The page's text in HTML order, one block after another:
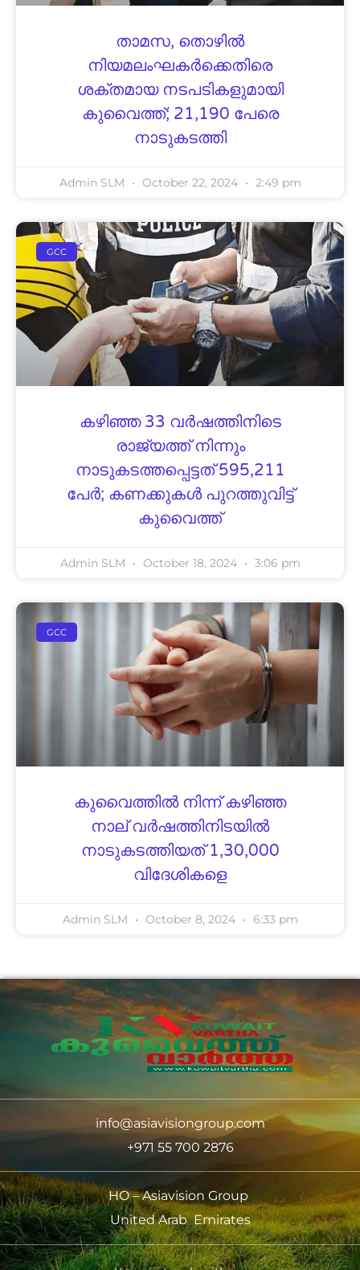
താമസ, തൊഴിൽ
നിയമലംഘകർക്കെതിരെ
ശക്തമായ നടപടികളുമായി
കുവൈത്ത്; 21,190 പേരെ
നാടുകടത്തി
Admin SLM October 22, 2024 2:49 pm
GCC
കഴിഞ്ഞ 33 വർഷത്തിനിടെ
രാജ്യത്ത് നിന്നും
നാടുകടത്തപ്പെട്ടത് 595,211
പേർ; കണക്കുകൾ പുറത്തുവിട്ട്
കുവൈത്ത്
Admin SLM October 18, 2024 3:06 pm
GCC
കുവൈത്തിൽ നിന്ന് കഴിഞ്ഞ
നാല് വർഷത്തിനിടയിൽ
നാടുകടത്തിയത് 1,30,000
വിദേശികളെ
Admin SLM October 8, 2024 6:33 pm
info@asiavisiongroup.com
+971 55 700 2876
HO – Asiavision Group
United Arab Emirates